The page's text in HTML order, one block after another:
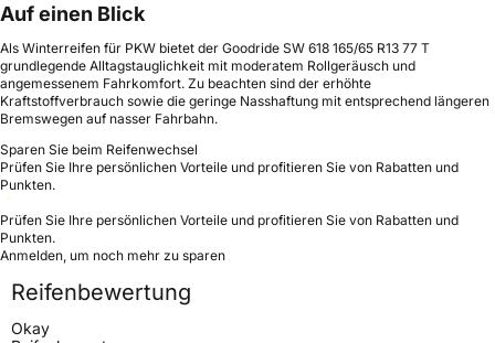
Auf einen Blick
Als Winterreifen für PKW bietet der Goodride SW 618 165/65 R13 77 T
grundlegende Alltagstauglichkeit mit moderatem Rollgeräusch und
angemessenem Fahrkomfort. Zu beachten sind der erhöhte
Kraftstoffverbrauch sowie die geringe Nasshaftung mit entsprechend längeren
Bremswegen auf nasser Fahrbahn.
Sparen Sie beim Reifenwechsel
Prüfen Sie Ihre persönlichen Vorteile und profitieren Sie von Rabatten und
Punkten.
Prüfen Sie Ihre persönlichen Vorteile und profitieren Sie von Rabatten und
Punkten.
Anmelden, um noch mehr zu sparen
Reifenbewertung
Okay